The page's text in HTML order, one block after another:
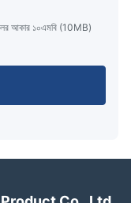
আকার ১০এমবি (10MB)